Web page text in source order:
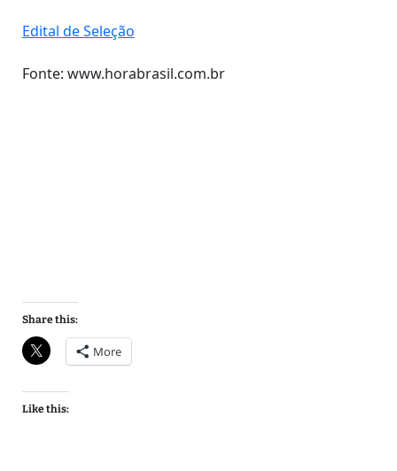
Edital de Seleção
Fonte: www.horabrasil.com.br
Share this:
More
Like this: